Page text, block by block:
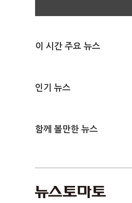
이 시간 주요 뉴스
인기 뉴스
함께 볼만한 뉴스